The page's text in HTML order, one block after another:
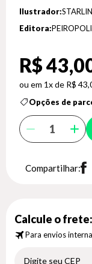
Ilustrador:
Editora:
R$
1x de R$
Opções de
Compartilhar:
Calcule o frete:
Para envios